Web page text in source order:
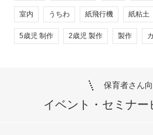
室内 うちわ 紙飛行機 紙粘土
5歳児 制作 2歳児 製作 製作
保育者さん
イベント・セミナー